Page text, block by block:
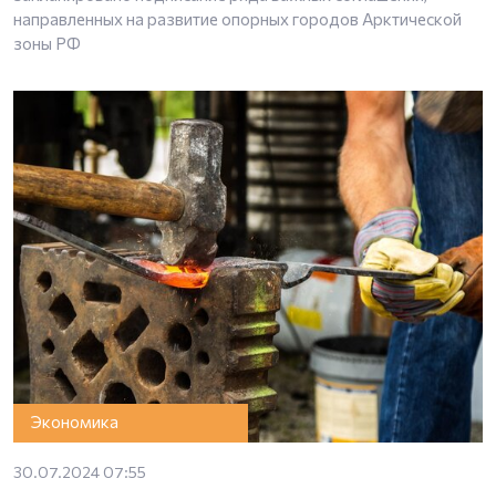
направленных на развитие опорных городов Арктической
зоны РФ
Экономика
30.07.2024 07:55